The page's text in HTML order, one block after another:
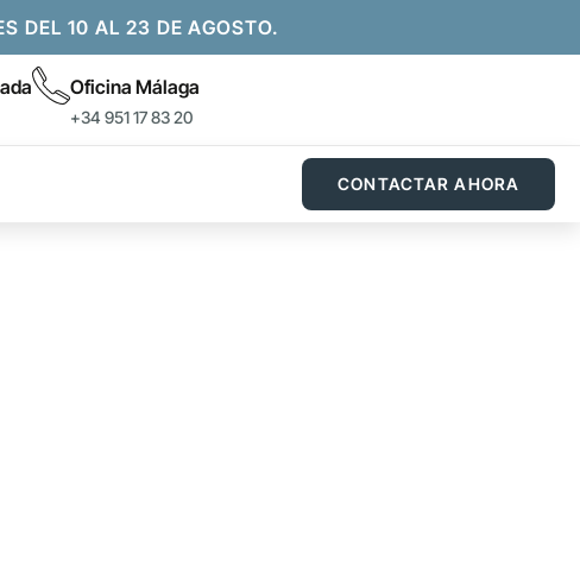
DEL 10 AL 23 DE AGOSTO.
Oficina Málaga
+34 951 17 83 20
CONTACTAR AHORA